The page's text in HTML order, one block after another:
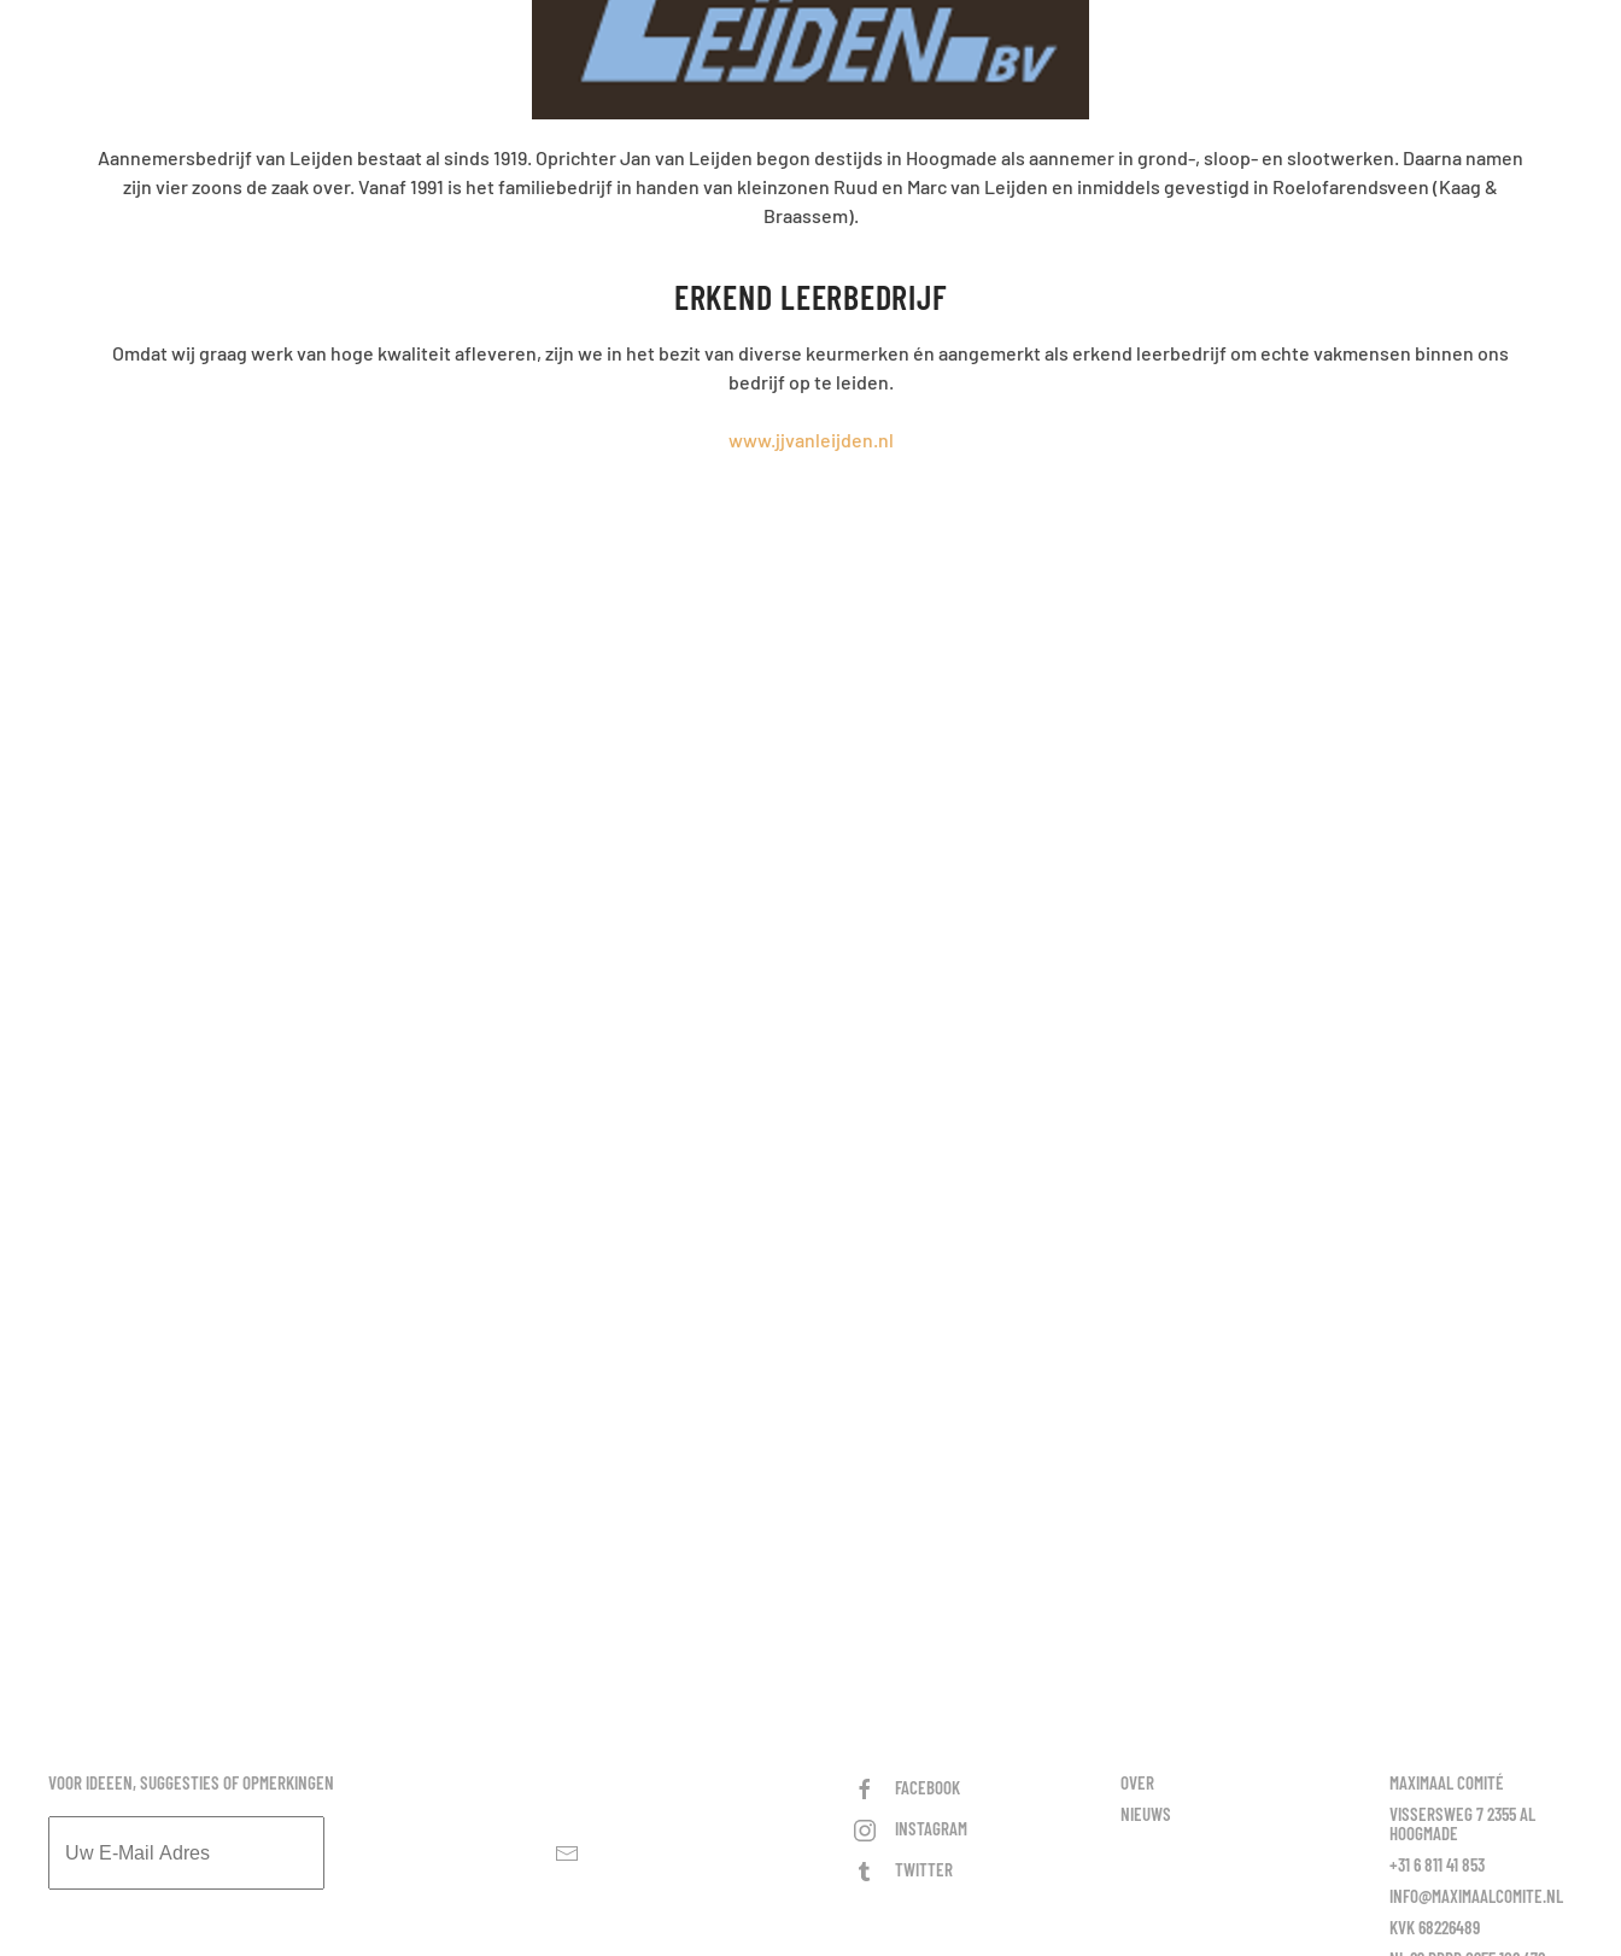
Aannemersbedrijf van Leijden bestaat al sinds 1919. Oprichter Jan van Leijden begon destijds in Hoogmade als aannemer in grond-, sloop- en slootwerken. Daarna namen
zijn vier zoons de zaak over. Vanaf 1991 is het familiebedrijf in handen van kleinzonen Ruud en Marc van Leijden en inmiddels gevestigd in Roelofarendsveen (Kaag &
Braassem).
ERKEND LEERBEDRIJF
Omdat wij graag werk van hoge kwaliteit afleveren, zijn we in het bezit van diverse keurmerken én aangemerkt als erkend leerbedrijf om echte vakmensen binnen ons
bedrijf op te leiden.
www.jjvanleijden.nl
VOOR IDEEEN, SUGGESTIES OF OPMERKINGEN
FACEBOOK
INSTAGRAM
TWITTER
OVER
NIEUWS
MAXIMAAL COMITÉ
VISSERSWEG 7 2355 AL
HOOGMADE
+31 6 811 41 853
INFO@MAXIMAALCOMITE.NL
KVK 68226489